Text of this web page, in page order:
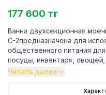
177 600 тг
Ванна двухсекционная
С-2предназначена для
общественного питания
посуды, инвентаря,
замороженных пищевых
- Ванна изготовлена из
Читать далее